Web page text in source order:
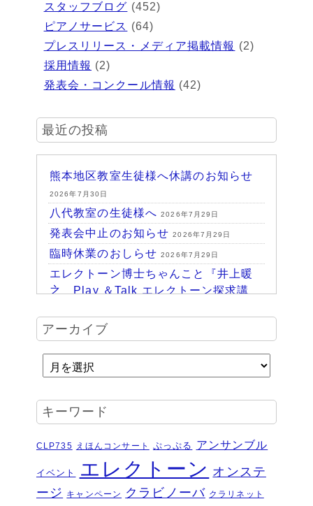
スタッフブログ (452)
ピアノサービス (64)
プレスリリース・メディア掲載情報 (2)
採用情報 (2)
発表会・コンクール情報 (42)
最近の投稿
熊本地区教室生徒様へ休講のお知らせ
2026年7月30日
八代教室の生徒様へ 2026年7月29日
発表会中止のお知らせ 2026年7月29日
臨時休業のおしらせ 2026年7月29日
エレクトーン博士ちゃんこと『井上暖
之 Play ＆Talk エレクトーン探求講
ハッピーパーク終了♪
よう！未来につながるワクワク体験
受賞結果 ヤマハエレクトーンフェス
ティバル ソロ
夏のおトクなキャンペーン・・・その
夏のおトクなキャンペーン・・・その
１
2026年6月11日
アーカイブ
キーワード
CLP735 えほんコンサート ぷっぷる アンサンブル
イベント エレクトーン オンステ
ージ
キャンペーン クラビノーバ クラリネット